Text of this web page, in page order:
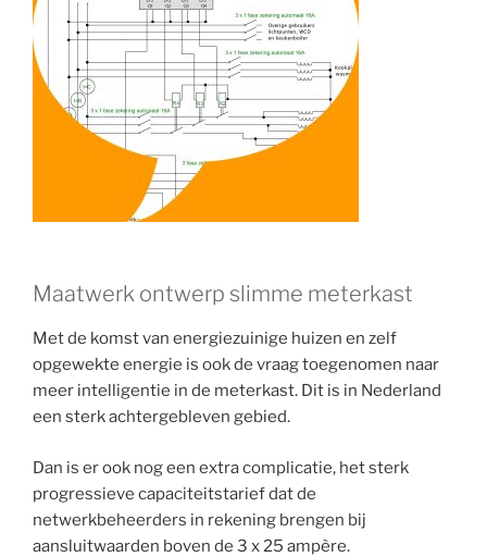
Maatwerk ontwerp slimme meterkast
Met de komst van energiezuinige huizen en zelf
opgewekte energie is ook de vraag toegenomen naar
meer intelligentie in de meterkast. Dit is in Nederland
een sterk achtergebleven gebied.
Dan is er ook nog een extra complicatie, het sterk
progressieve capaciteitstarief dat de
netwerkbeheerders in rekening brengen bij
aansluitwaarden boven de 3 x 25 ampère.